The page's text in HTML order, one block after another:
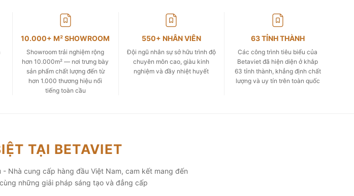
10.000+ M² SHOWROOM
Showroom trải nghiệm rộng
hơn 10.000m² — nơi trưng bày
sản phẩm chất lượng đến từ
hơn 1.000 thương hiệu nổi
tiếng toàn cầu
550+ NHÂN VIÊN
Đội ngũ nhân sự sở hữu trình độ
chuyên môn cao, giàu kinh
nghiệm và đầy nhiệt huyết
63 TỈNH THÀNH
Các công trình tiêu biểu của
Betaviet đã hiện diện ở khắp
63 tỉnh thành, khẳng định chất
lượng và uy tín trên toàn quốc
TẠI BETAVIET
Nhà cung cấp hàng đầu Việt Nam, cam kết mang đến
những giải pháp sáng tạo và đẳng cấp